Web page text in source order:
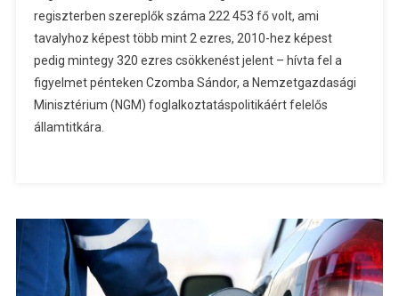
regiszterben szereplők száma 222 453 fő volt, ami
tavalyhoz képest több mint 2 ezres, 2010-hez képest
pedig mintegy 320 ezres csökkenést jelent – hívta fel a
figyelmet pénteken Czomba Sándor, a Nemzetgazdasági
Minisztérium (NGM) foglalkoztatáspolitikáért felelős
államtitkára.